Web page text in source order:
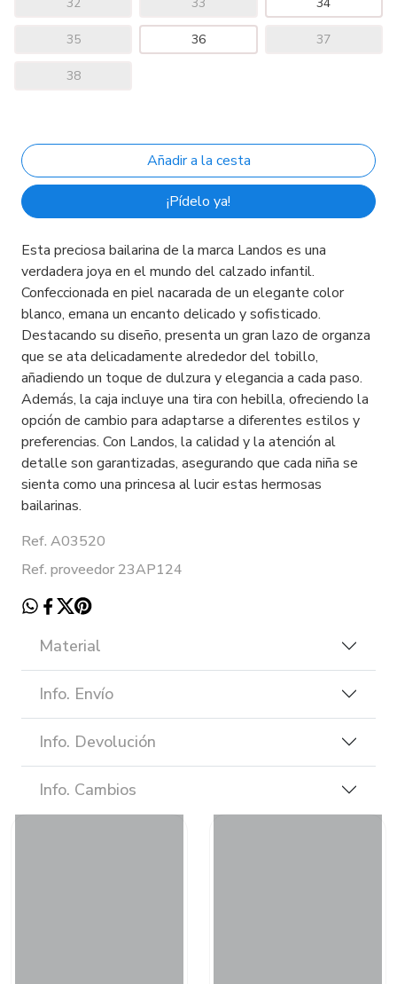
35 36 37
38
¡Pídelo ya!
Esta preciosa bailarina de la marca Landos es una
verdadera joya en el mundo del calzado infantil.
Confeccionada en piel nacarada de un elegante color
blanco, emana un encanto delicado y sofisticado.
Destacando su diseño, presenta un gran lazo de organza
que se ata delicadamente alrededor del tobillo,
añadiendo un toque de dulzura y elegancia a cada paso.
Además, la caja incluye una tira con hebilla, ofreciendo la
opción de cambio para adaptarse a diferentes estilos y
preferencias. Con Landos, la calidad y la atención al
detalle son garantizadas, asegurando que cada niña se
sienta como una princesa al lucir estas hermosas
bailarinas.
Ref. A03520
Ref. proveedor 23AP124
Material
Info. Envío
Info. Devolución
Info. Cambios